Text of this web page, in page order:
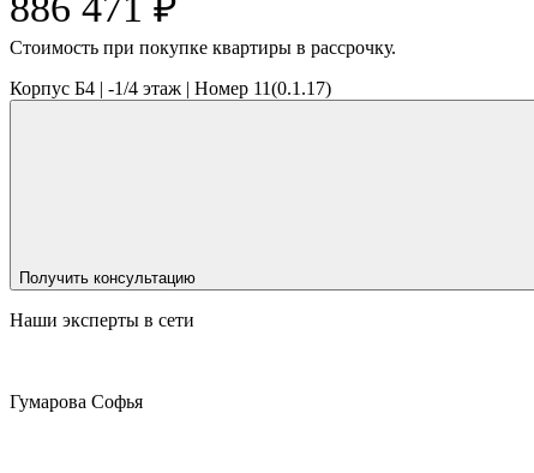
Cтоимость при покупке квартиры в рассрочку.
Корпус Б4 | -1/4 этаж | Номер 11(0.1.17)
Получить консультацию
Наши эксперты в сети
Гумарова Софья